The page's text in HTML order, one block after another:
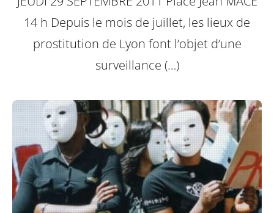
14 h Depuis le mois de juillet, les lieux de
prostitution de Lyon font l’objet d’une
surveillance (…)